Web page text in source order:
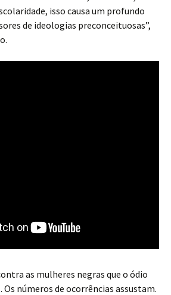
isso causa um profundo
de ideologias preconceituosas”,
as mulheres negras que o ódio
Os números de ocorrências assustam.